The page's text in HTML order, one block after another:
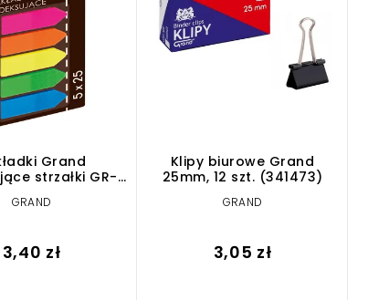
Grand
strzałki GR-
GRAND
3,40 zł
Klipy biurowe Grand
25mm, 12 szt. (341473)
GRAND
3,05 zł